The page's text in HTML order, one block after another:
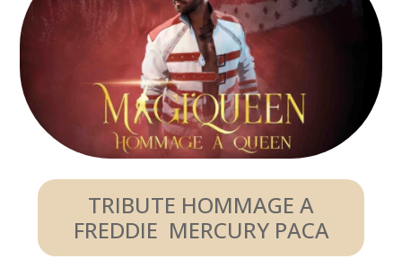
TRIBUTE HOMMAGE A
FREDDIE MERCURY PACA